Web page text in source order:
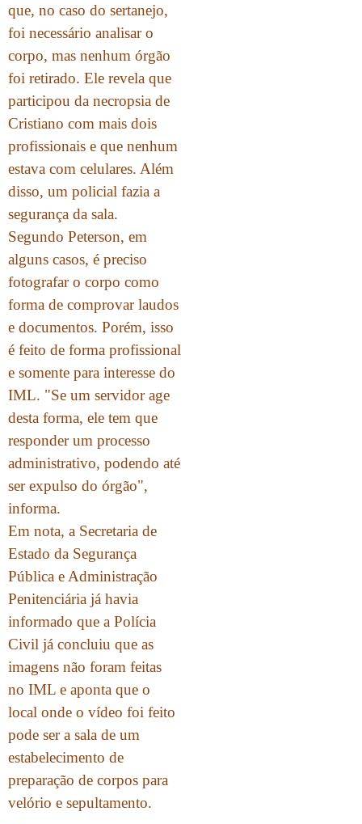
que, no caso do sertanejo,
foi necessário analisar o
corpo, mas nenhum órgão
foi retirado. Ele revela que
participou da necropsia de
Cristiano com mais dois
profissionais e que nenhum
estava com celulares. Além
disso, um policial fazia a
segurança da sala.
Segundo Peterson, em
alguns casos, é preciso
fotografar o corpo como
forma de comprovar laudos
e documentos. Porém, isso
é feito de forma profissional
e somente para interesse do
IML. "Se um servidor age
desta forma, ele tem que
responder um processo
administrativo, podendo até
ser expulso do órgão",
informa.
Em nota, a Secretaria de
Estado da Segurança
Pública e Administração
Penitenciária já havia
informado que a Polícia
Civil já concluiu que as
imagens não foram feitas
no IML e aponta que o
local onde o vídeo foi feito
pode ser a sala de um
estabelecimento de
preparação de corpos para
velório e sepultamento.